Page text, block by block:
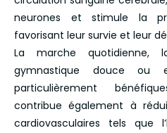
neurones et stimule la
favorisant leur survie et leur
La marche
gymnastique douce
particulièrement
contribue également à
cardiovasculaires tels que